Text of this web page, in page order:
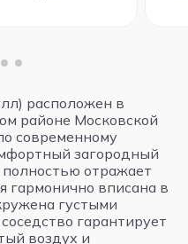
расположен в
районе Московской
современному
загородный
полностью отражает
гармонично вписана в
густыми
гарантирует
воздух и